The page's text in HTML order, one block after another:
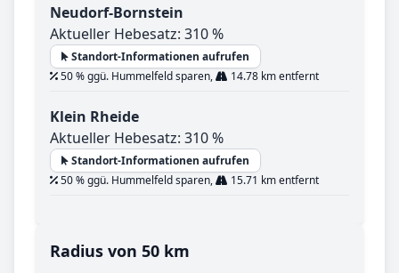
Neudorf-Bornstein
Aktueller Hebesatz: 310 %
Standort-Informationen aufrufen
50 % ggü. Hummelfeld sparen,
14.78 km entfernt
Klein Rheide
Aktueller Hebesatz: 310 %
Standort-Informationen aufrufen
50 % ggü. Hummelfeld sparen,
15.71 km entfernt
Radius von 50 km